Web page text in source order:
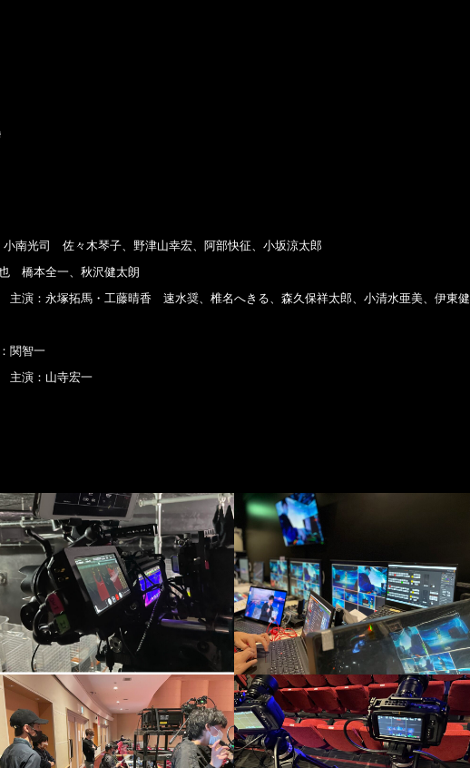
南光司 佐々木琴子、野津山幸宏、阿部快征、小坂涼太郎
橋本全一、秋沢健太朗
演：永塚拓馬・工藤晴香 速水奨、椎名へきる、森久保祥太郎、小清水亜美、伊東健
関智一
主演：山寺宏一